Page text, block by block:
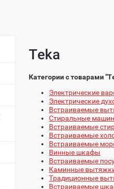
Teka
Категории с товарами
Электрические
Электрические
Встраиваемые
Стиральные
Встраиваемые
Встраиваемые
Встраиваемые
Винные шкафы
Встраиваемые
Каминные
Традиционные
Встраиваемые